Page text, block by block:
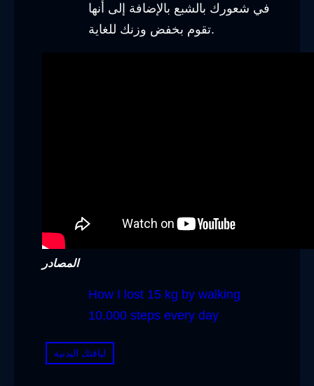
في شعورك بالشبع بالإضافة إلى أنها
تقوم بخفض وزنك للغاية.
المصادر
How I lost 15 kg by walking
10,000 steps every day
لياقتك البدنية